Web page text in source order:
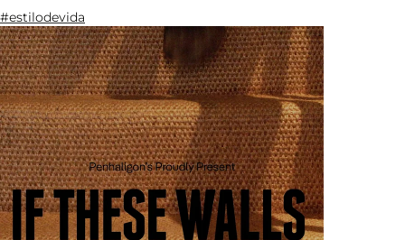
#estilodevida